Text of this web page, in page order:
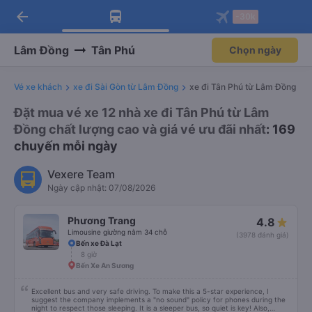
Tải app Vexere ngay!
Nhận ưu đãi thành viên độc
Mở app
Tải app Vexere
-30k/ghế khi đặt vé máy bay qua
Mở app
arrow_back
Lâm Đồng Tân Phú Chọn ngày
Vé xe khách xe đi Sài Gòn từ Lâm Đồng xe đi Tân Phú từ Lâm Đồng
Đặt mua vé xe 12 nhà xe đi Tân Phú từ Lâm
Đồng chất lượng cao và giá vé ưu đãi nhất: 169
chuyến mỗi ngày
Vexere Team
Ngày cập nhật: 07/08/2026
Phương Trang
Limousine giường nằm 34 chỗ
4.8
(3978 đánh giá)
Bến xe Đà Lạt
8 giờ
Bến Xe An Sương
Excellent bus and very safe driving. To make this a 5-star experience, I
suggest the company implements a "no sound" policy for phones during the
night to respect those sleeping. It is a sleeper bus, so quiet is key! Also,